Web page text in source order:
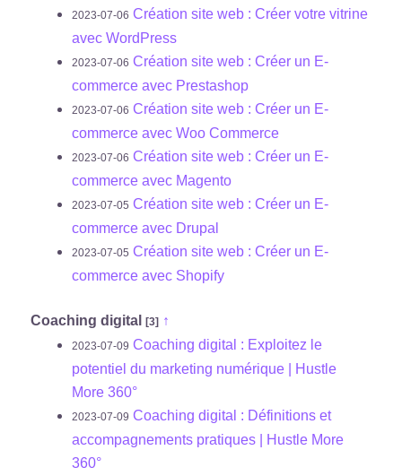
2023-07-06 Création site web : Créer votre vitrine
avec WordPress
2023-07-06 Création site web : Créer un E-
commerce avec Prestashop
2023-07-06 Création site web : Créer un E-
commerce avec Woo Commerce
2023-07-06 Création site web : Créer un E-
commerce avec Magento
2023-07-05 Création site web : Créer un E-
commerce avec Drupal
2023-07-05 Création site web : Créer un E-
commerce avec Shopify
Coaching digital [3] ↑
2023-07-09 Coaching digital : Exploitez le
potentiel du marketing numérique | Hustle
More 360°
2023-07-09 Coaching digital : Définitions et
accompagnements pratiques | Hustle More
360°